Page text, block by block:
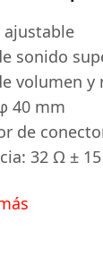
ajustable
sonido
volumen y
40 mm
de
32 Ω ± 15